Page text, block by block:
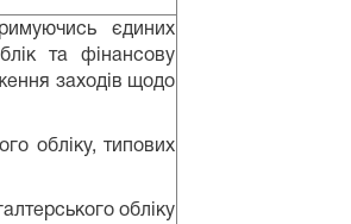
єдиних
та фінансову
заходів щодо
обліку, типових
обліку